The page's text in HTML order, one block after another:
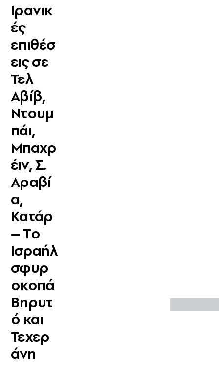
Ιρανικ
ές
επιθέσ
εις σε
Τελ
Αβίβ,
Ντουμ
πάι,
Μπαχρ
έιν, Σ.
Αραβί
α,
Κατάρ
– Tο
Ισραήλ
σφυρ
οκοπά
Βηρυτ
ό και
Τεχερ
άνη